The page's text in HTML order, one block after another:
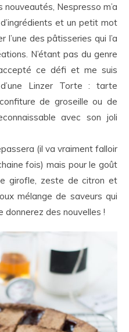
Nespresso m’a
et un petit mot
des pâtisseries qui l’a
N’étant pas du genre
ce défi et me suis
Linzer Torte : tarte
de groseille ou de
avec son joli
(il va vraiment falloir
fois) mais pour le goût
girofle, zeste de citron et
mélange de saveurs qui
des nouvelles !